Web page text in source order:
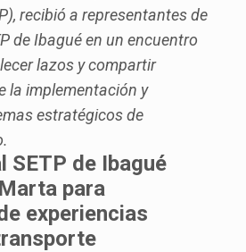
recibió a representantes de
de Ibagué en un encuentro
lazos y compartir
la implementación y
estratégicos de
SETP de Ibagué
para
experiencias